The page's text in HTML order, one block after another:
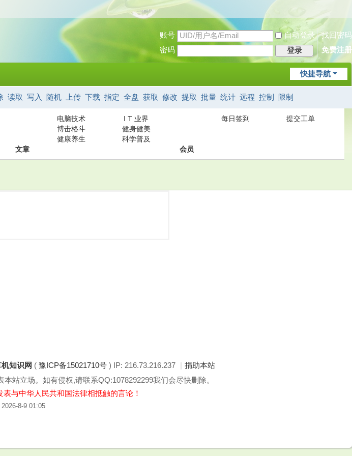
账号 自动登录
找回密码
密码
登录 免费注册
快捷导航
读取 写入 随机 上传 下载 指定 全盘 获取 修改 提取 批量 统计 远程 控制 限制
文章
电脑技术
I T 业界
博击格斗
健身健美
健康养生
科学普及
会员
每日签到 提交工单
知识网 (豫ICP备15021710号 ) IP: 216.73.216.237
捐助本站
站立场。如有侵权,请联系QQ:1078292299我们会尽快删除。
与中华人民共和国法律相抵触的言论！
8-9 01:05